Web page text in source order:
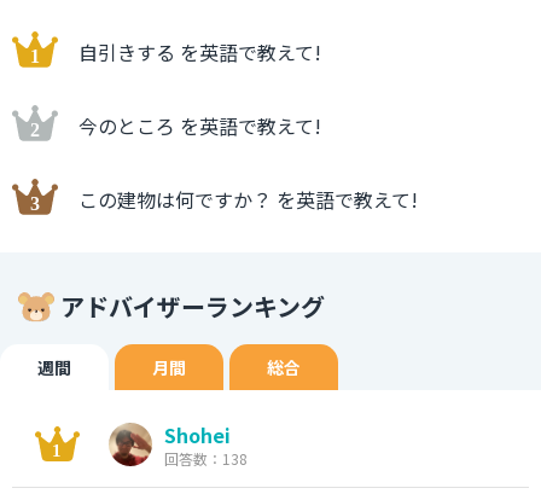
自引きする を英語で教えて!
今のところ を英語で教えて!
この建物は何ですか？ を英語で教えて!
アドバイザーランキング
週間 月間 総合
Shohei
回答数：138